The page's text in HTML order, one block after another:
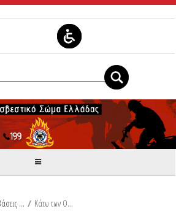
Συμβάσεις Προμηθειών / Κάτω των Ορίων